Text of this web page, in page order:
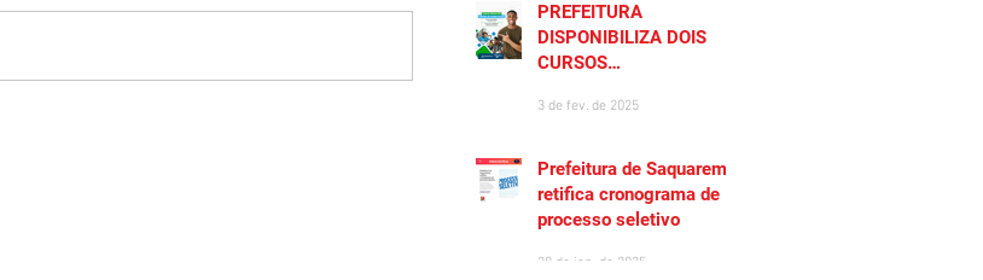
PREFEITURA
DISPONIBILIZA DOIS
CURSOS
GRATUITOS PARA
SAQUAREMA
3 de fev. de 2025
Prefeitura de Saquarema
retifica cronograma de
processo seletivo
28 de jan. de 2025